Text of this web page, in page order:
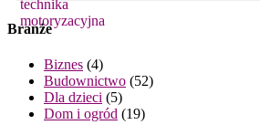
Branże
Biznes (4)
Budownictwo (52)
Dla dzieci (5)
Dom i ogród (19)